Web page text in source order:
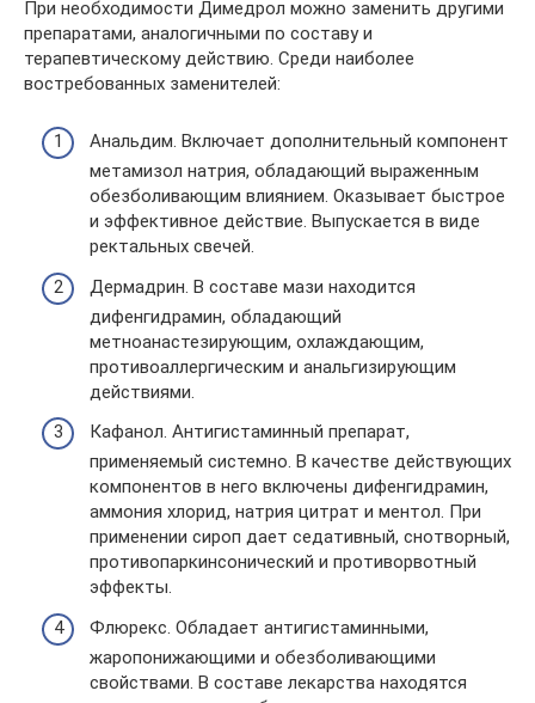
При необходимости Димедрол можно заменить другими
препаратами, аналогичными по составу и
терапевтическому действию. Среди наиболее
востребованных заменителей:
Анальдим. Включает дополнительный компонент
метамизол натрия, обладающий выраженным
обезболивающим влиянием. Оказывает быстрое
и эффективное действие. Выпускается в виде
ректальных свечей.
Дермадрин. В составе мази находится
дифенгидрамин, обладающий
метноанастезирующим, охлаждающим,
противоаллергическим и анальгизирующим
действиями.
Кафанол. Антигистаминный препарат,
применяемый системно. В качестве действующих
компонентов в него включены дифенгидрамин,
аммония хлорид, натрия цитрат и ментол. При
применении сироп дает седативный, снотворный,
противопаркинсонический и противорвотный
эффекты.
Флюрекс. Обладает антигистаминными,
жаропонижающими и обезболивающими
свойствами. В составе лекарства находятся